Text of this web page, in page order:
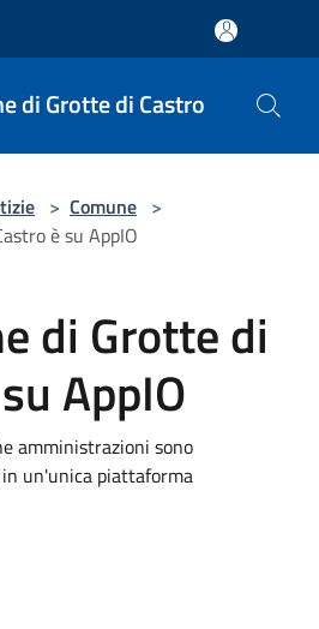
di Grotte di Castro
> Comune >
è su AppIO
di Grotte di
AppIO
amministrazioni sono
un'unica piattaforma